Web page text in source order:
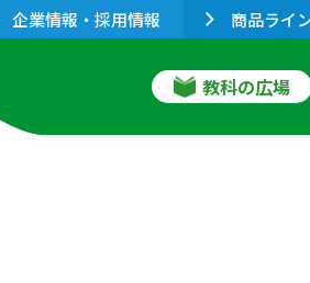
企業情報・採用情報 商品ライ
教科の広場